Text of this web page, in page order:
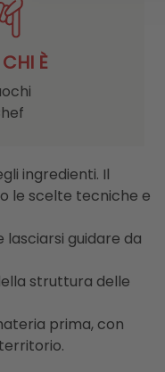
CHI È
ingredienti. Il
le scelte tecniche e
guidare da
struttura delle
prima, con